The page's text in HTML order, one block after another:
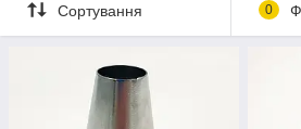
Сортування 0